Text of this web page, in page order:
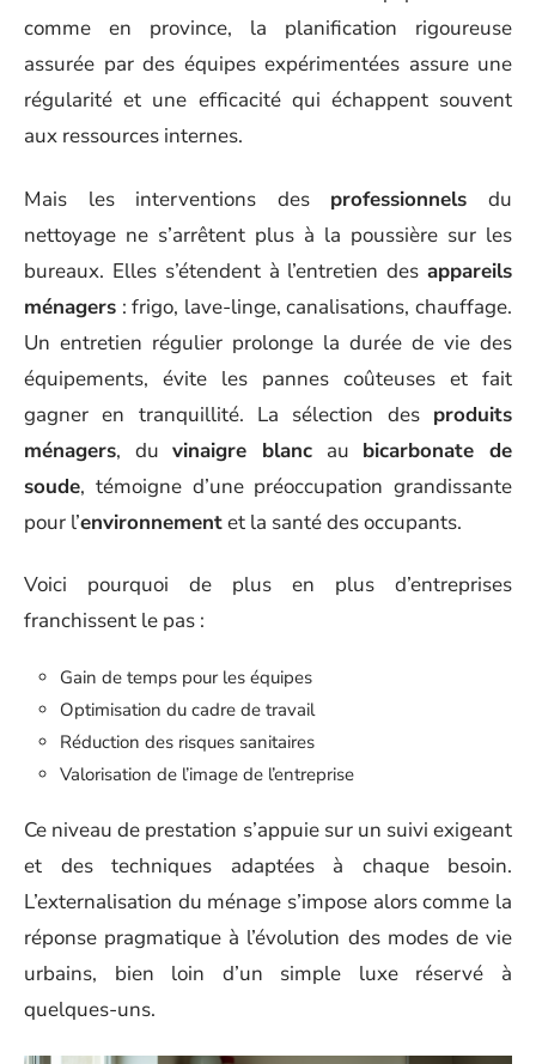
comme en province, la planification rigoureuse
assurée par des équipes expérimentées assure une
régularité et une efficacité qui échappent souvent
aux ressources internes.
Mais les interventions des professionnels du
nettoyage ne s’arrêtent plus à la poussière sur les
bureaux. Elles s’étendent à l’entretien des appareils
ménagers : frigo, lave-linge, canalisations, chauffage.
Un entretien régulier prolonge la durée de vie des
équipements, évite les pannes coûteuses et fait
gagner en tranquillité. La sélection des produits
ménagers, duvinaigre blanc au bicarbonate de
soude, témoigne d’une préoccupation grandissante
pour l’environnementet la santé des occupants.
Voici pourquoi de plus en plus d’entreprises
franchissent le pas :
Gain de temps pour les équipes
Optimisation du cadre de travail
Réduction des risques sanitaires
Valorisation de l’image de l’entreprise
Ce niveau de prestation s’appuie sur un suivi exigeant
et des techniques adaptées à chaque besoin.
L’externalisation du ménage s’impose alors comme la
réponse pragmatique à l’évolution des modes de vie
urbains, bien loin d’un simple luxe réservé à
quelques-uns.